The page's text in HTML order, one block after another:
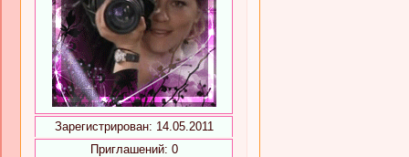
Зарегистрирован: 14.05.2011
Приглашений: 0